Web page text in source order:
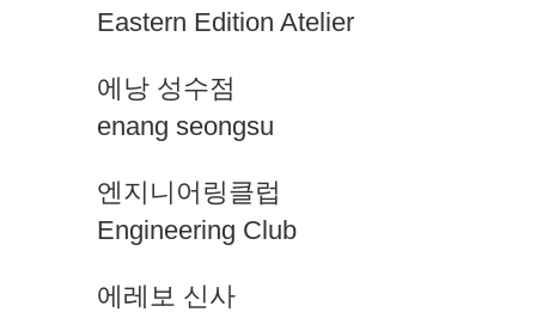
Eastern Edition Atelier
에낭 성수점
enang seongsu
엔지니어링클럽
Engineering Club
에레보 신사